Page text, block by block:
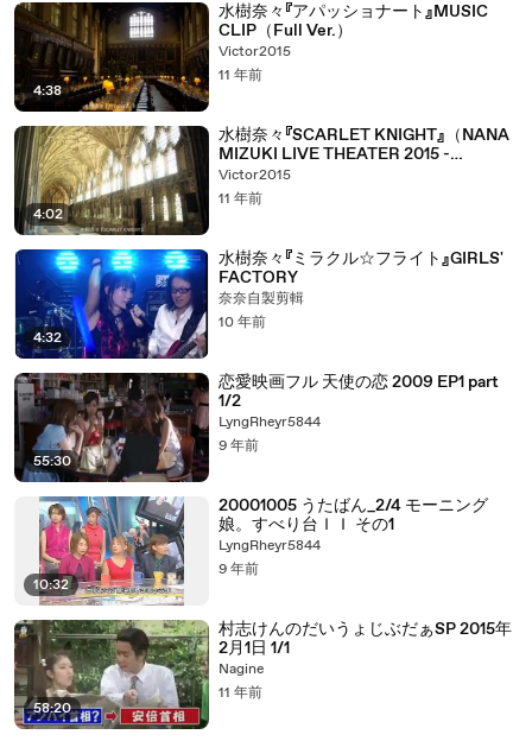
4:38
水樹奈々『アパッショナート』MUSIC
CLIP（Full Ver.）
Victor2015
11 年前
4:02
水樹奈々『SCARLET KNIGHT』（NANA
MIZUKI LIVE THEATER 2015 -
ACOUSTIC- in さいたまスーパーアリー
ナ）
Victor2015
11 年前
4:32
水樹奈々『ミラクル☆フライト』GIRLS'
FACTORY
奈奈自製剪輯
10 年前
55:30
恋愛映画フル 天使の恋 2009 EP1 part
1/2
LyngRheyr5844
9 年前
10:32
20001005 うたばん_2/4 モーニング
娘。すべり台ＩＩ その1
LyngRheyr5844
9 年前
58:20
村志けんのだいうょじぶだぁSP 2015年
2月1日 1/1
Nagine
11 年前